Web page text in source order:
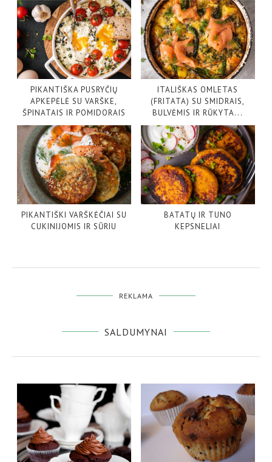
PIKANTIŠKA PUSRYČIŲ
APKEPĖLĖ SU VARŠKE,
ŠPINATAIS IR POMIDORAIS
ITALIŠKAS OMLETAS
(FRITATA) SU SMIDRAIS,
BULVĖMIS IR RŪKYTA...
PIKANTIŠKI VARŠKĖČIAI SU
CUKINIJOMIS IR SŪRIU
BATATŲ IR TUNO
KEPSNELIAI
REKLAMA
SALDUMYNAI